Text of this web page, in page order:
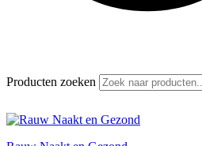
Producten zoeken